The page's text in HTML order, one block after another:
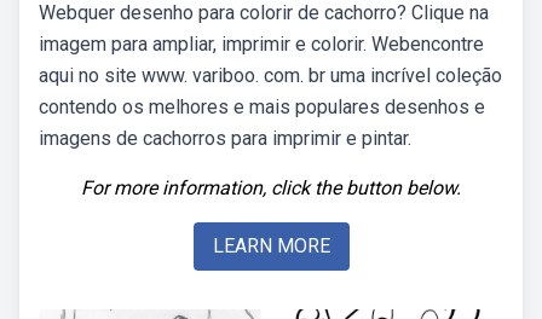
Webquer desenho para colorir de cachorro? Clique na
imagem para ampliar, imprimir e colorir. Webencontre
aqui no site www. variboo. com. br uma incrível coleção
contendo os melhores e mais populares desenhos e
imagens de cachorros para imprimir e pintar.
For more information, click the button below.
LEARN MORE